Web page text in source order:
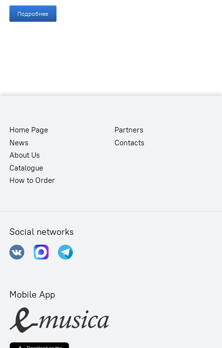
Подробнее
Home Page
News
About Us
Catalogue
How to Order
Partners
Contacts
Social networks
Mobile App